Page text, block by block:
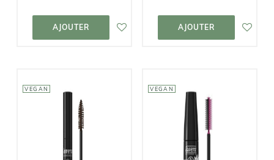
AJOUTER
AJOUTER AU
PANIER
AJOUTER
AJOUTER AU
PANIER
VEGAN VEGAN